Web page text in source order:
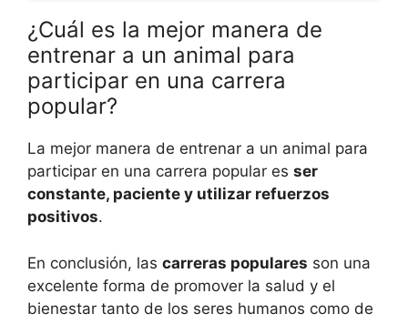
¿Cuál es la mejor manera de
entrenar a un animal para
participar en una carrera
popular?
La mejor manera de entrenar a un animal para
participar en una carrera popular es ser
constante, paciente y utilizar refuerzos
positivos.
En conclusión, las carreras populares son una
excelente forma de promover la salud y el
bienestar tanto de los seres humanos como de